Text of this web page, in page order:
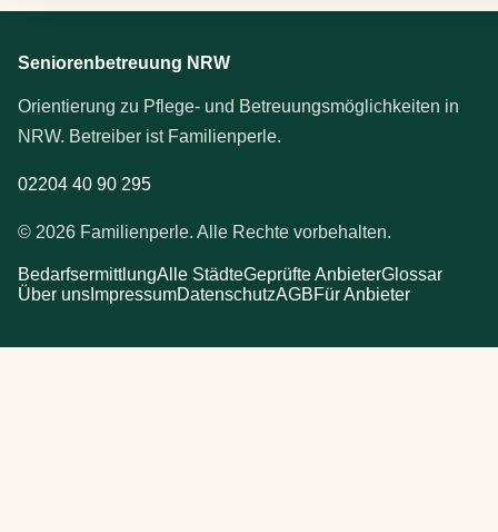
Seniorenbetreuung NRW
Orientierung zu Pflege- und Betreuungsmöglichkeiten in
NRW. Betreiber ist Familienperle.
02204 40 90 295
© 2026 Familienperle. Alle Rechte vorbehalten.
BedarfsermittlungAlle StädteGeprüfte AnbieterGlossar
Über uns ImpressumDatenschutzAGBFür Anbieter